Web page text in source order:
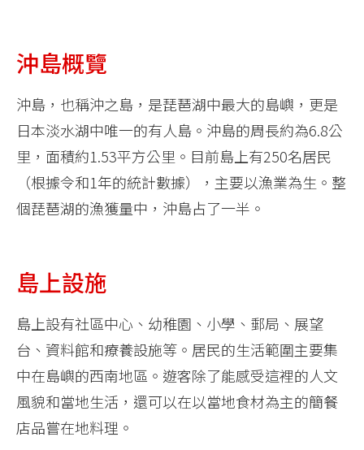
沖島概覽
沖島，也稱沖之島，是琵琶湖中最大的島嶼，更是
日本淡水湖中唯一的有人島。沖島的周長約為6.8公
里，面積約1.53平方公里。目前島上有250名居民
（根據令和1年的統計數據），主要以漁業為生。整
個琵琶湖的漁獲量中，沖島占了一半。
島上設施
島上設有社區中心、幼稚園、小學、郵局、展望
台、資料館和療養設施等。居民的生活範圍主要集
中在島嶼的西南地區。遊客除了能感受這裡的人文
風貌和當地生活，還可以在以當地食材為主的簡餐
店品嘗在地料理。